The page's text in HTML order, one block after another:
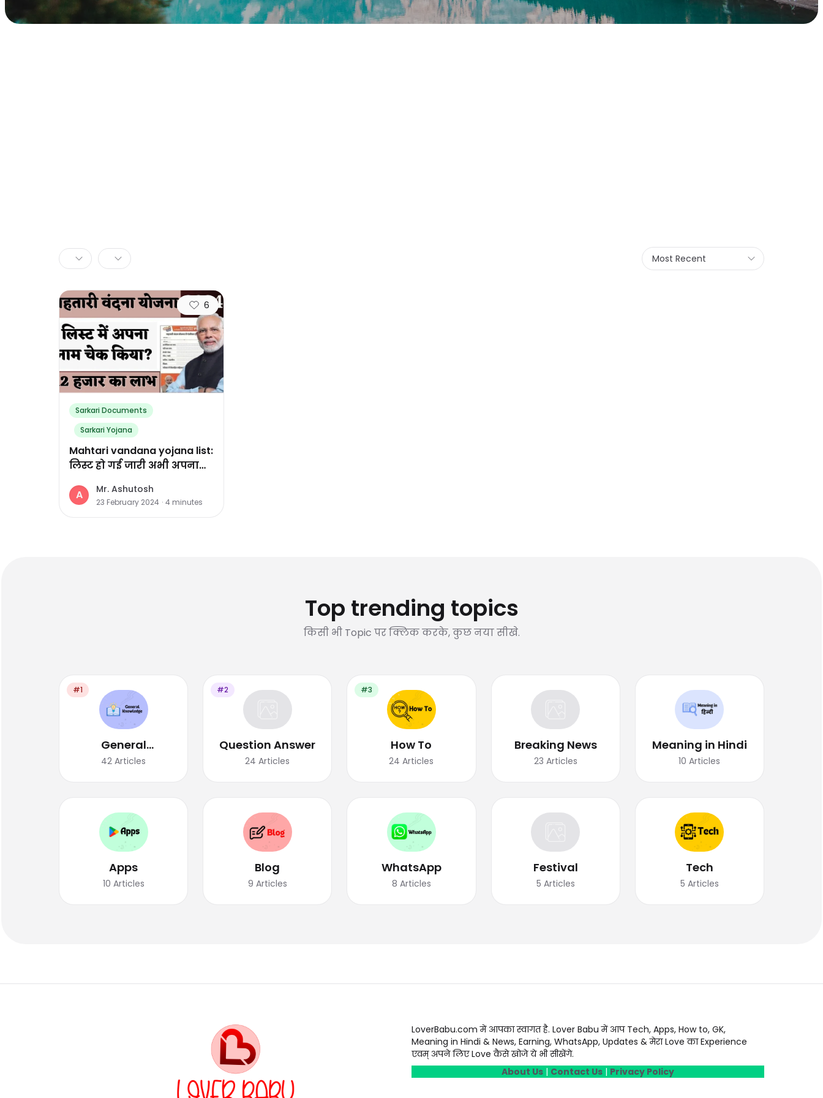
Most Recent
6
Sarkari Documents
Sarkari Yojana
Mahtari vandana yojana list:
लिस्ट हो गई जारी अभी अपना
A
Mr. Ashutosh
23 February 2024 · 4 minutes
Top trending topics
किसी भी Topic पर क्लिक करके, कुछ नया सीखे.
#1
General
Knowledge
42 Articles
#2
Question Answer
24 Articles
#3
How To
24 Articles
Breaking News
23 Articles
Meaning in Hindi
10 Articles
Apps
10 Articles
Blog
9 Articles
WhatsApp
8 Articles
Festival
5 Articles
Tech
5 Articles
LoverBabu.com में आपका स्वागत है. Lover Babu में आप Tech, Apps, How to, GK,
Meaning in Hindi & News, Earning, WhatsApp, Updates & मेरा Love का Experience
एवम् अपने लिए Love कैसे खोजे ये भी सीखेंगे.
About Us | Contact Us | Privacy Policy